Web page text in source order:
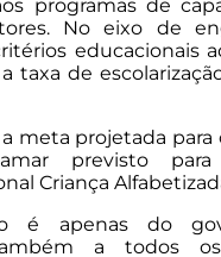
programas de
No eixo de
educacionais
taxa de
meta projetada para
previsto
Criança
é apenas do
a todos os